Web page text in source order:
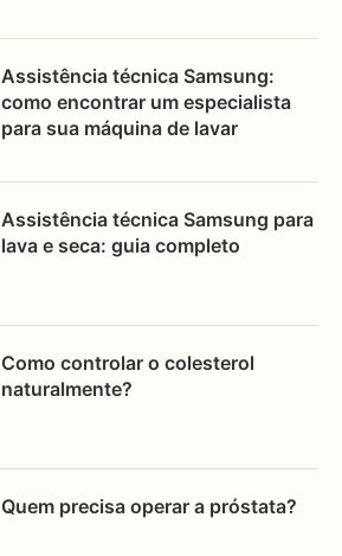
Assistência técnica Samsung:
como encontrar um especialista
para sua máquina de lavar
Assistência técnica Samsung para
lava e seca: guia completo
Como controlar o colesterol
naturalmente?
Quem precisa operar a próstata?